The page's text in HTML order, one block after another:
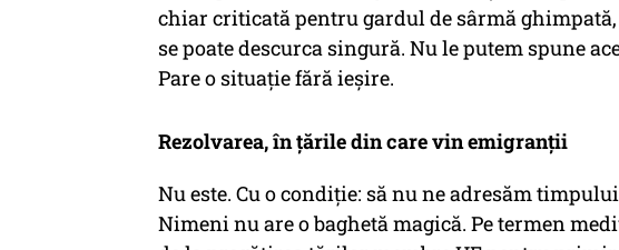
chiar criticată pentru gardul de sârmă
se poate descurca singură. Nu le putem spune
Pare o situație fără ieșire.
Rezolvarea, în țările din care vin emigranții
Nu este. Cu o condiție: să nu ne adresăm
Nimeni nu are o baghetă magică. Pe termen